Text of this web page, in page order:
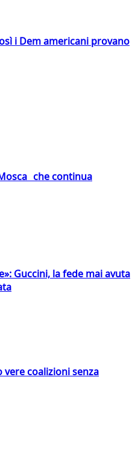
i Dem americani provano
che continua
Guccini, la fede mai avuta
coalizioni senza